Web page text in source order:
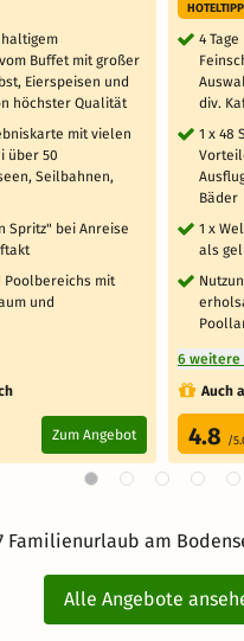
Buffet mit großer
Eierspeisen und
höchster Qualität
mit vielen
über 50
Seilbahnen,
Spritz" bei Anreise
Poolbereichs mit
und
Zum Angebot
HOTELTIPP
4
div.
1 x 48
Bäder
1 x
als
6 weitere
Auch
4.8 /
Familienurlaub am
Alle Angebote